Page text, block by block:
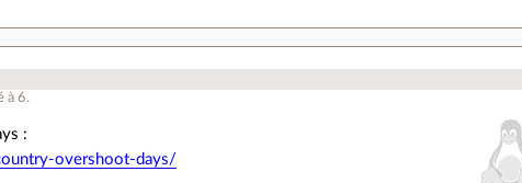
à6.
:
overshoot-days/